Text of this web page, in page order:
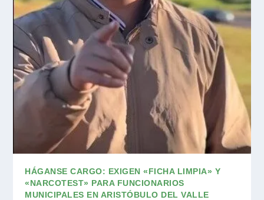
HÁGANSE CARGO: EXIGEN «FICHA LIMPIA» Y
«NARCOTEST» PARA FUNCIONARIOS
MUNICIPALES EN ARISTÓBULO DEL VALLE